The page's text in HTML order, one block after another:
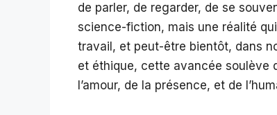
de parler, de regarder, de se
science-fiction, mais une réalité
travail, et peut-être bientôt, dans
et éthique, cette avancée soulève
l’amour, de la présence, et de